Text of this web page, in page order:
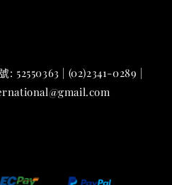
52550363 | (02)2341-0289 |